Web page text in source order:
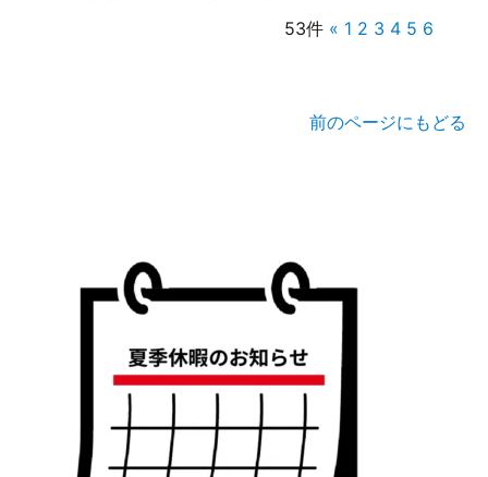
53件 « 1 2 3 4 5 6
前のページにもどる